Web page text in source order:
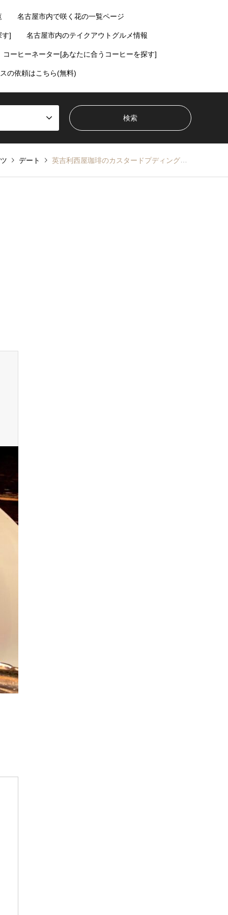
名古屋市内で咲く花の一覧ページ
す] 名古屋市内のテイクアウトグルメ情報
コーヒーネーター[あなたに合うコーヒーを探す]
の依頼はこちら(無料)
デート 英吉利西屋珈琲のカスタードプディング【伏見】